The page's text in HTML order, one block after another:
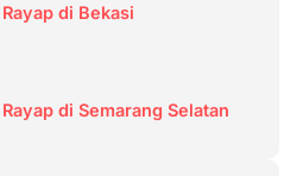
di Bekasi
di Semarang Selatan